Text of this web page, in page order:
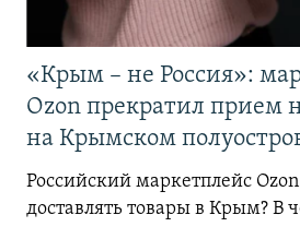
«Крым – не Россия»:
Ozon прекратил прием
на Крымском
Российский маркетплейс
доставлять товары в Крым? В